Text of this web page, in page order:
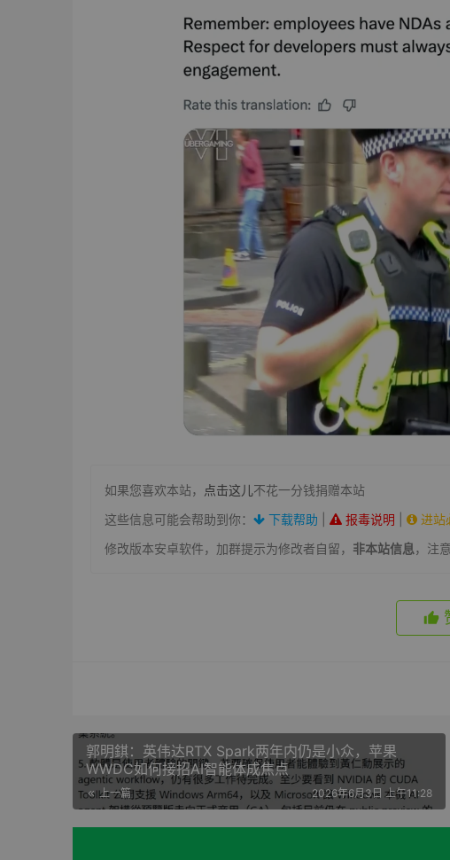
如果您喜欢本站， 点击这儿不花一分钱捐赠本站
这些信息可能会帮助到你：
下载帮助 报毒说明
进站
修改版本安卓软件，加群提示为修改者自留， 非本站信息，注
郭明錤：英伟达RTX Spark两年内仍是小众，苹果
WWDC如何接招AI智能体成焦点
上一篇 2026年6月3日 上午11:28